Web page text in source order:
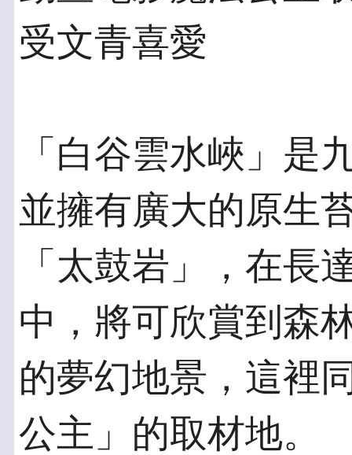
受文青喜愛
「白谷雲水峽」是
並擁有廣大的原生
「太鼓岩」，在長
中，將可欣賞到森
的夢幻地景，這裡
公主」的取材地。